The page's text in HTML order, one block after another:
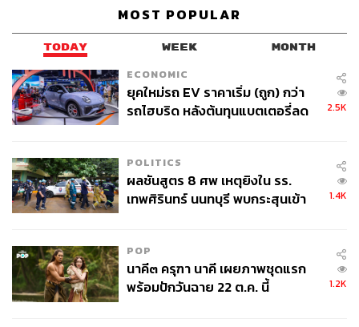
นำเข้าสู่ที่ประชุม คณะอนุกรรมการหลักประกันสุขภาพระดับ
เขตพื้นที่ (อปสข.) พิจารณา ซึ่งอาจไม่ทันในช่วง 16 ตุลาคม
ตามเส้นตายที่ พล.ต. นพ.เหรียญทอง กำหนด แต่จะดำเนิน
การให้
ด้าน พล.ต. นพ.เหรียญทอง กล่าวเพิ่มเติมถึงกรณี สปสช. มี
การปรับเกณฑ์การจ่ายเงินให้กับสถานพยาบาลคู่สัญญา ว่า
ตนก็เพิ่งทราบในวันนี้ หากเป็นเช่นนี้หลายโรงพยาบาลอาจ
ขอยกเลิกการเป็นคู่สัญญากับทาง สปสช.
การรับผู้ป่วยสิทธิบัตรทองก็ไม่ส่งผลกระทบต่อรายได้ของโรง
พยาบาล แต่ในปัจจุบันที่ยังรับรักษาผู้ป่วยสิทธิบัตรทอง เพราะ
ยังเห็นใจคนไข้ มีจิตใจที่อยากช่วยเหลือผู้ป่วย
MOST POPULAR
TODAY WEEK MONTH
ECONOMIC
ยุคใหม่รถ EV ราคาเริ่ม (ถูก) กว่า
รถไฮบริด หลังต้นทุนแบตเตอรี่ลด
2.5K
POLITICS
ผลชันสูตร 8 ศพ เหตุยิงใน รร.
เทพศิรินทร์ นนทบุรี พบกระสุนเข้า
1.4K
POP
นาคี๓ ครุฑา นาคี เผยภาพชุดแรก
พร้อมปักวันฉาย 22 ต.ค. นี้
1.2K